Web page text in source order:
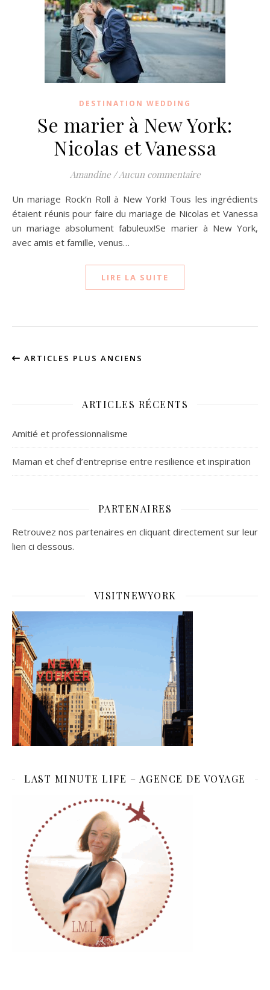
DESTINATION WEDDING
Se marier à New York:
Nicolas et Vanessa
Amandine /Aucun commentaire
Un mariage Rock’n Roll à New York! Tous les ingrédients
étaient réunis pour faire du mariage de Nicolas et Vanessa
un mariage absolument fabuleux!Se marier à New York,
avec amis et famille, venus…
LIRE LA SUITE
ARTICLES PLUS ANCIENS
ARTICLES RÉCENTS
Amitié et professionnalisme
Maman et chef d’entreprise entre resilience et inspiration
PARTENAIRES
Retrouvez nos partenaires en cliquant directement sur leur
lien ci dessous.
VISITNEWYORK
LAST MINUTE LIFE – AGENCE DE VOYAGE